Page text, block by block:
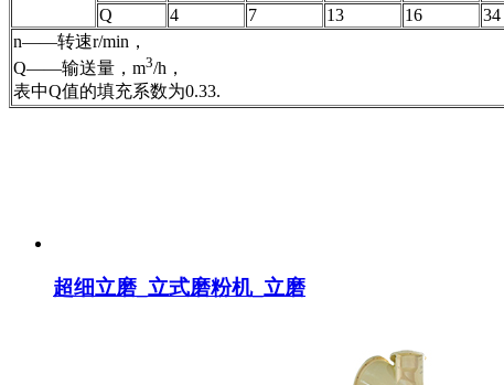
Q
4 7 13 16
34
n——转速r/min，
Q——输送量，m3/h，
表中Q值的填充系数为0.33.
超细立磨_立式磨粉机_立磨